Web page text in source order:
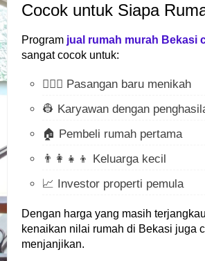
Cocok untuk Siapa
Program jual rumah murah Bekasi
sangat cocok untuk:
👩‍❤️‍👨 Pasangan baru menikah
👷 Karyawan dengan
🏠 Pembeli rumah pertama
👨‍👩‍👧‍👦 Keluarga kecil
📈 Investor properti pemula
Dengan harga yang masih
kenaikan nilai rumah di Bekasi juga
menjanjikan.